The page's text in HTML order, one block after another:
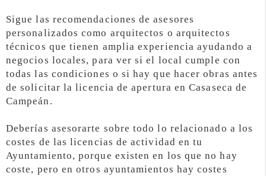
Sigue las recomendaciones de asesores
personalizados como arquitectos o arquitectos
técnicos que tienen amplia experiencia ayudando a
negocios locales, para ver si el local cumple con
todas las condiciones o si hay que hacer obras antes
de solicitar la licencia de apertura en Casaseca de
Campeán.
Deberías asesorarte sobre todo lo relacionado a los
costes de las licencias de actividad en tu
Ayuntamiento, porque existen en los que no hay
coste, pero en otros ayuntamientos hay costes